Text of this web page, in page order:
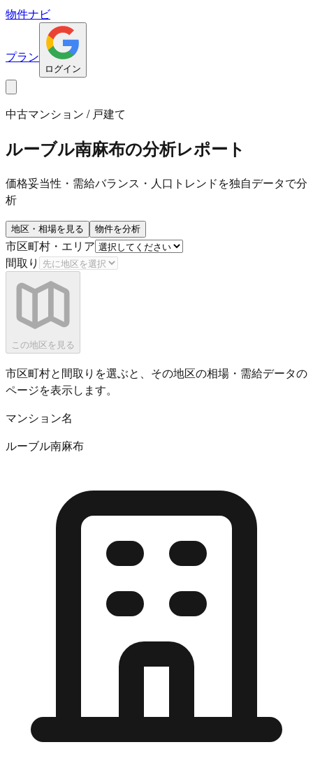
物件ナビ
プラン
ログイン
中古マンション / 戸建て
ルーブル南麻布の分析レポート
価格妥当性・需給バランス・人口トレンドを独自データで分
析
地区・相場を見る 物件を分析
市区町村・エリア
間取り
この地区を見る
市区町村と間取りを選ぶと、その地区の相場・需給データの
ページを表示します。
マンション名
ルーブル南麻布